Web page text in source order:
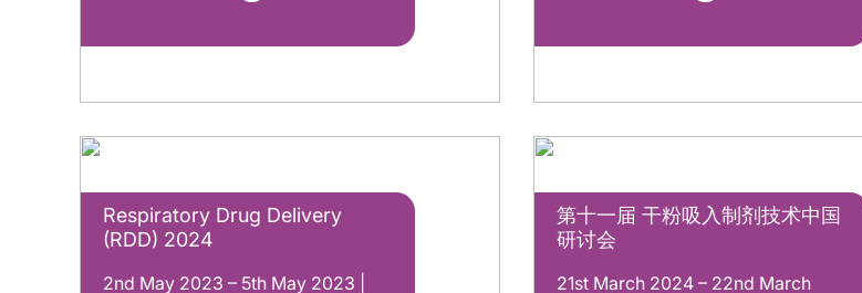
Respiratory Drug Delivery
(RDD) 2024
2nd May 2023 – 5th May 2023 |
第十一届 干粉吸入制剂技术中国
研讨会
21st March 2024 – 22nd March